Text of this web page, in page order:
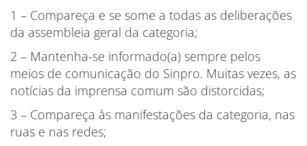
1 – Compareça e se some a todas as deliberações
da assembleia geral da categoria;
2 – Mantenha-se informado(a) sempre pelos
meios de comunicação do Sinpro. Muitas vezes, as
notícias da imprensa comum são distorcidas;
3 – Compareça às manifestações da categoria, nas
ruas e nas redes;